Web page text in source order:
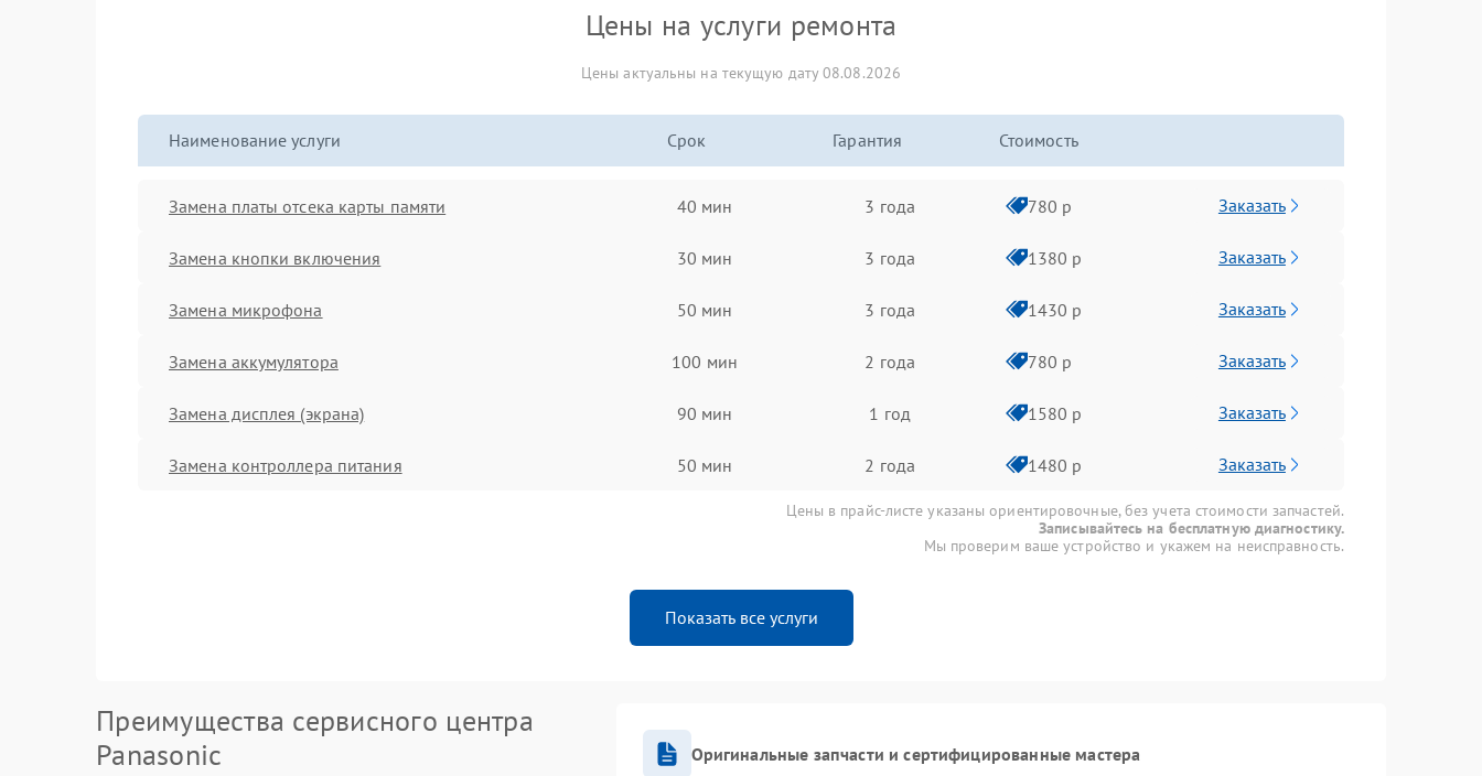
Цены на услуги ремонта
Цены актуальны на текущую дату 08.08.2026
Наименование услуги Срок Гарантия Стоимость
Замена платы отсека карты памяти 40 мин 3 года 780 р Заказать
Замена кнопки включения 30 мин 3 года 1380 р Заказать
Замена микрофона 50 мин 3 года 1430 р Заказать
Замена аккумулятора 100 мин 2 года 780 р Заказать
Замена дисплея (экрана) 90 мин 1 год 1580 р Заказать
Замена контроллера питания 50 мин 2 года 1480 р Заказать
Цены в прайс-листе указаны ориентировочные, без учета стоимости запчастей.
Записывайтесь на бесплатную диагностику.
Мы проверим ваше устройство и укажем на неисправность.
Показать все услуги
Преимущества сервисного центра
Panasonic
Оригинальные запчасти и сертифицированные мастера